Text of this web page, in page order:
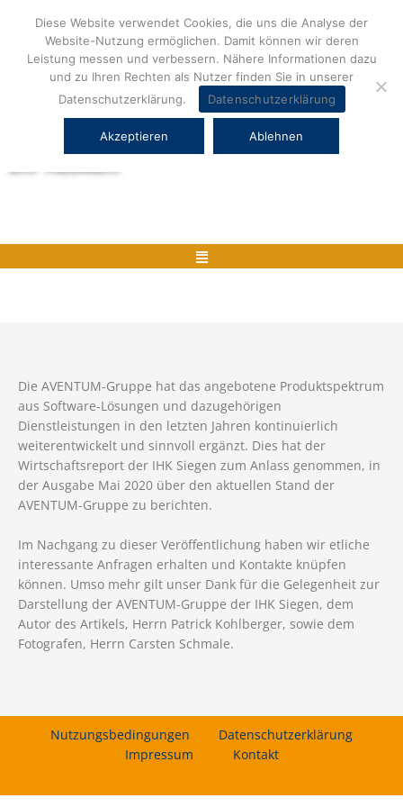
springen
Herstellerneutrale ERP Beratung und
Menü
Die AVENTUM-Gruppe hat das angebotene Produktspektrum
aus Software-Lösungen und dazugehörigen
Dienstleistungen in den letzten Jahren kontinuierlich
weiterentwickelt und sinnvoll ergänzt. Dies hat der
Wirtschaftsreport der IHK Siegen zum Anlass genommen, in
der Ausgabe Mai 2020 über den aktuellen Stand der
AVENTUM-Gruppe zu berichten.
Im Nachgang zu dieser Veröffentlichung haben wir etliche
interessante Anfragen erhalten und Kontakte knüpfen
können. Umso mehr gilt unser Dank für die Gelegenheit zur
Darstellung der AVENTUM-Gruppe der IHK Siegen, dem
Autor des Artikels, Herrn Patrick Kohlberger, sowie dem
Fotografen, Herrn Carsten Schmale.
Nutzungsbedingungen
Datenschutzerklärung
Impressum
Kontakt
Diese Website verwendet Cookies, die uns die Analyse der
Website-Nutzung ermöglichen. Damit können wir deren
Leistung messen und verbessern. Nähere Informationen dazu
und zu Ihren Rechten als Nutzer finden Sie in unserer
Datenschutzerklärung.
Datenschutzerklärung
Akzeptieren Ablehnen